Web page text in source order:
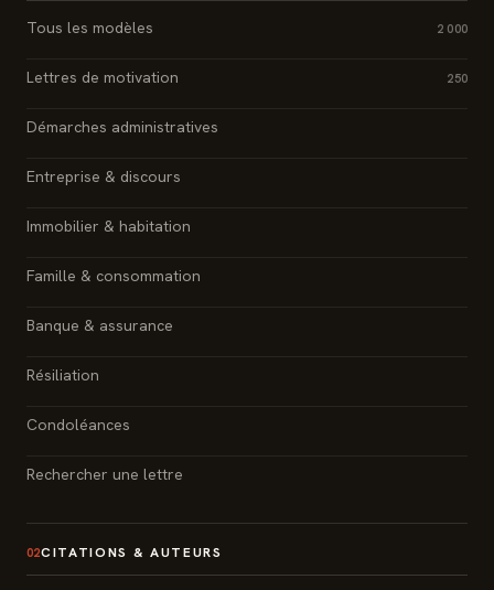
Tous les modèles 2 000
Lettres de motivation 250
Démarches administratives
Entreprise & discours
Immobilier & habitation
Famille & consommation
Banque & assurance
Résiliation
Condoléances
Rechercher une lettre
02CITATIONS & AUTEURS